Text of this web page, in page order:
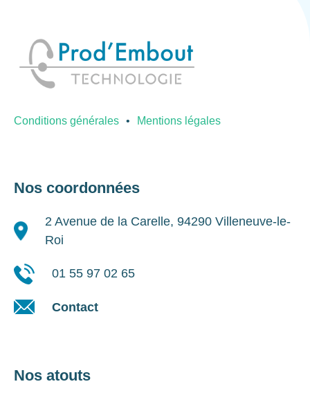
Conditions générales Mentions légales
Nos coordonnées
2 Avenue de la Carelle, 94290 Villeneuve-le-
Roi
01 55 97 02 65
Contact
Nos atouts